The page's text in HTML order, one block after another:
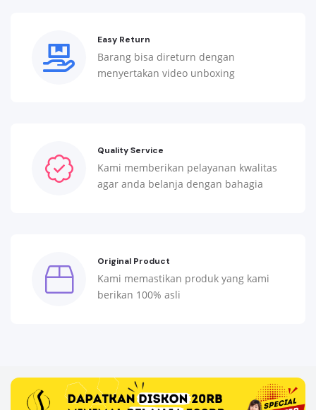
Easy Return
Barang bisa direturn dengan
menyertakan video unboxing
Quality Service
Kami memberikan pelayanan kwalitas
agar anda belanja dengan bahagia
Original Product
Kami memastikan produk yang kami
berikan 100% asli